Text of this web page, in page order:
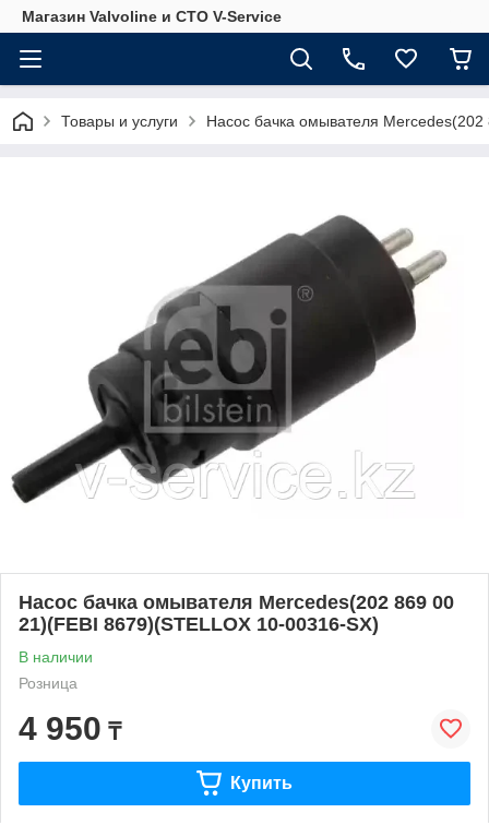
Магазин Valvoline и СТО V-Service
Товары и услуги Насос бачка омывателя
Насос бачка омывателя Mercedes(202 869 00
21)(FEBI 8679)(STELLOX 10-00316-SX)
В наличии
Розница
4 950 ₸
Купить